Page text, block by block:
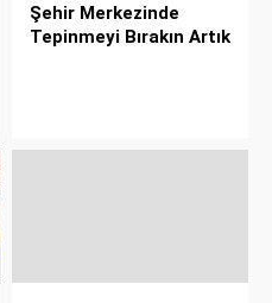
Şehir Merkezinde
Tepinmeyi Bırakın Artık